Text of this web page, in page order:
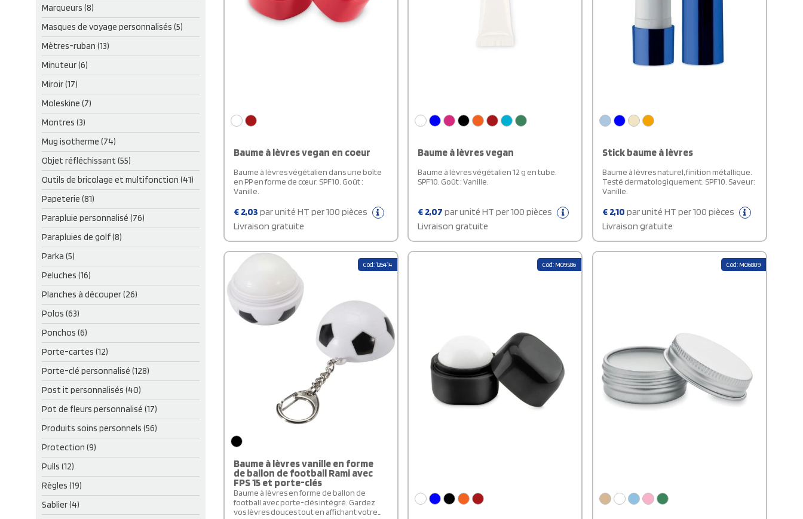
Marqueurs (8)
Masques de voyage personnalisés (5)
Mètres-ruban (13)
Minuteur (6)
Miroir (17)
Moleskine (7)
Montres (3)
Mug isotherme (74)
Objet réfléchissant (55)
Outils de bricolage et multifonction (41)
Papeterie (81)
Parapluie personnalisé (76)
Parapluies de golf (8)
Parka (5)
Peluches (16)
Planches à découper (26)
Polos (63)
Ponchos (6)
Porte-cartes (12)
Porte-clé personnalisé (128)
Post it personnalisés (40)
Pot de fleurs personnalisé (17)
Produits soins personnels (56)
Protection (9)
Pulls (12)
Règles (19)
Sablier (4)
Baume à lèvres vegan en coeur
Baume à lèvres végétalien dans une boîte
en PP en forme de cœur. SPF10. Goût :
Vanille.
€ 2,03 par unité HT per 100 pièces
Livraison gratuite
Baume à lèvres vegan
Baume à lèvres végétalien 12 g en tube.
SPF10. Goût : Vanille.
€ 2,07 par unité HT per 100 pièces
Livraison gratuite
Stick baume à lèvres
Baume à lèvres naturel, finition métallique.
Testé dermatologiquement. SPF10. Saveur:
Vanille.
€ 2,10 par unité HT per 100 pièces
Livraison gratuite
Cod: 126414
Baume à lèvres vanille en forme
de ballon de football Rami avec
FPS 15 et porte-clés
Baume à lèvres en forme de ballon de
football avec porte-clés intégré. Gardez
vos lèvres douces tout en affichant votre
Cod: MO9586 Cod: MO6809